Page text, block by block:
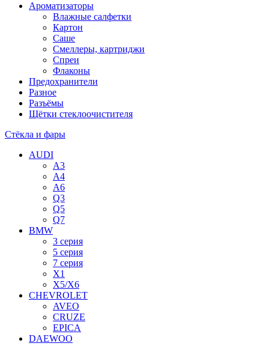
Ароматизаторы
Влажные салфетки
Картон
Саше
Смеллеры, картриджи
Спреи
Флаконы
Предохранители
Разное
Разъёмы
Щётки стеклоочистителя
Стёкла и фары
AUDI
A3
A4
A6
Q3
Q5
Q7
BMW
3 серия
5 серия
7 серия
X1
X5/X6
CHEVROLET
AVEO
CRUZE
EPICA
DAEWOO